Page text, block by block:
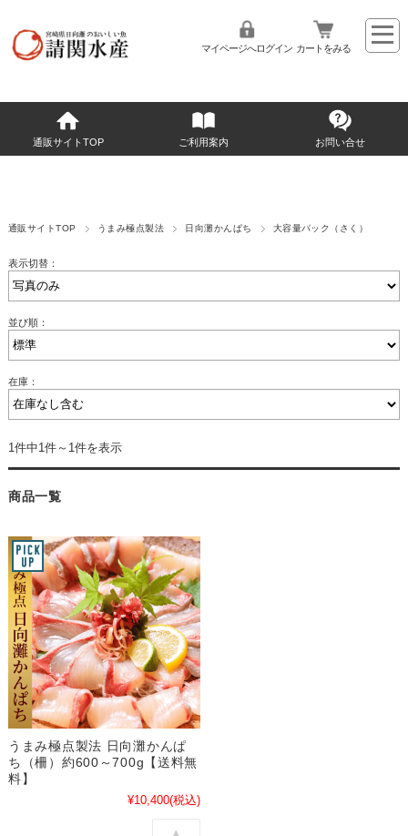
マイページへログイン カートをみる
通販サイトTOP ご利用案内 お問い合せ
通販サイトTOP うまみ極点製法 日向灘かんぱち 大容量パック（さく）
表示切替：
並び順：
在庫：
1件中1件～1件を表示
商品一覧
うまみ極点製法 日向灘かんぱ
ち（柵）約600～700g【送料無
料】
¥10,400(税込)